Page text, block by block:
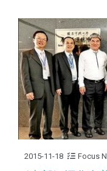
2015-11-18 Focus